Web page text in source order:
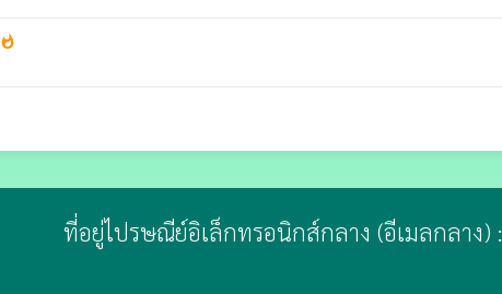
whatshot
ที่อยู่ไปรษณีย์อิเล็กทรอนิกส์กลาง (อีเมลกลาง) :